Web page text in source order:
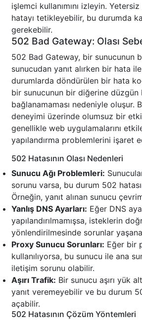
işlemci kullanımını izleyin.
hatayı tetikleyebilir, bu durumda
gerekebilir.
502 Bad Gateway: Olası
502 Bad Gateway, bir sunucunun
sunucudan yanıt alırken bir hata ile
durumlarda döndürülen bir hata
bir sunucunun bir diğerine düzgün
bağlanamaması nedeniyle oluşur.
deneyimi üzerinde olumsuz bir
genellikle web uygulamalarını
yapılandırma problemlerini işaret
502 Hatasının Olası Nedenleri
Sunucu Ağı Problemleri:
sorunu varsa, bu durum 502
Örneğin, yanıt alınan sunucu
Yanlış DNS Ayarları: Eğer DNS
yapılandırılmamışsa, isteklerin
yönlendirilmesinde sorunlar
Proxy Sunucu Sorunları: Eğer bir
kullanılıyorsa, bu sunucu ile ana
iletişim sorunu olabilir.
Aşırı Trafik: Bir sunucu aşırı yük
yanıt veremeyebilir ve bu durum
açabilir.
502 Hatasının Çözüm Yöntemleri